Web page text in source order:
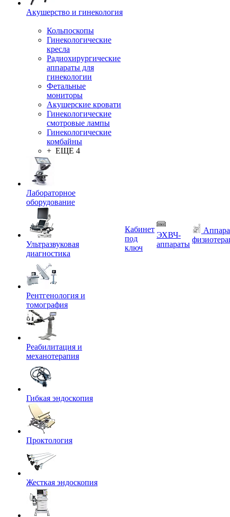
Акушерство и гинекология
Кольпоскопы
Гинекологические
кресла
Радиохирургические
аппараты для
гинекологии
Фетальные
мониторы
Акушерские кровати
Гинекологические
смотровые лампы
Гинекологические
комбайны
+ ЕЩЕ 4
Лабораторное
оборудование
Ультразвуковая
диагностика
Рентгенология и
томография
Реабилитация и
механотерапия
Гибкая эндоскопия
Проктология
Жесткая эндоскопия
Кабинет
под
ключ
ЭХВЧ-
аппараты